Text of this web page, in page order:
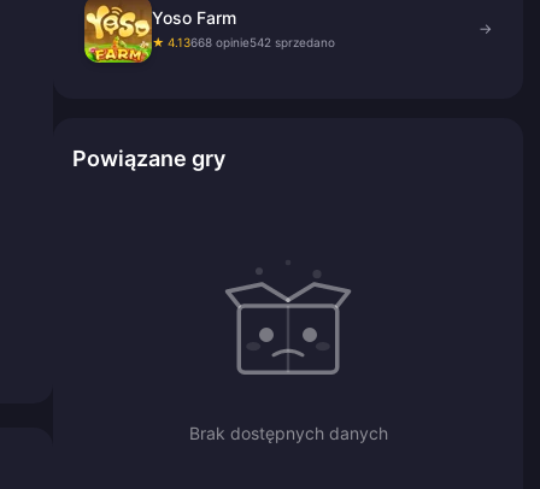
Yoso Farm
★ 4.13668 opinie542 sprzedano
→
Powiązane gry
Brak dostępnych danych